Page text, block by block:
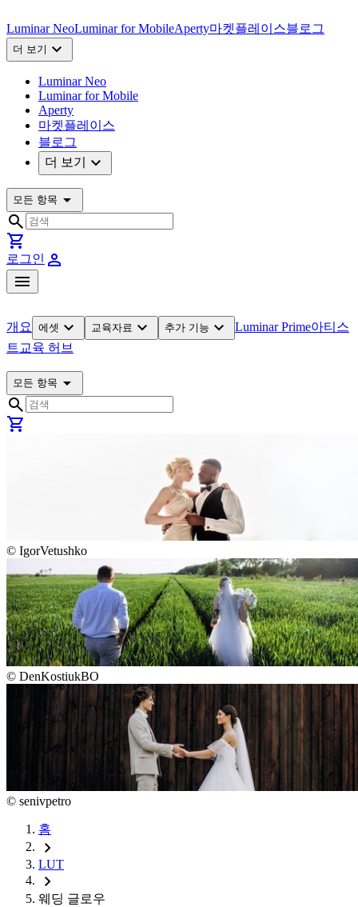
Luminar NeoLuminar for MobileAperty마켓플레이스블로그
더 보기 expand_more
Luminar Neo
Luminar for Mobile
Aperty
마켓플레이스
블로그
더 보기
expand_more
모든 항목 arrow_drop_down
search
shopping_cart
로그인 person
menu
개요 에셋 expand_more 교육자료 expand_more 추가 기능 expand_more Luminar Prime아티스
트 교육 허브
모든 항목 arrow_drop_down
search
shopping_cart
© IgorVetushko
© DenKostiukBO
© senivpetro
홈
chevron_right
LUT
chevron_right
웨딩 글로우